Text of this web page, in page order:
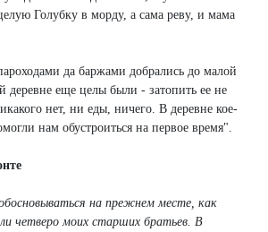
Голубку в морду, а сама реву, и мама
да баржами добрались до малой
еще целы были - затопить ее не
нет, ни еды, ничего. В деревне кое-
нам обустроиться на первое время".
на прежнем месте, как
четверо моих старших братьев. В